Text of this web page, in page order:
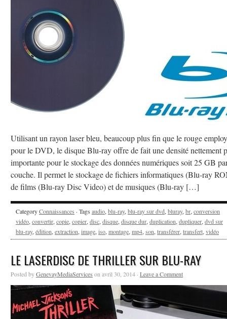
Utilisant un rayon laser bleu, beaucoup plus fin que le rouge
pour le DVD, le disque Blu-ray offre de fait une densité nettement
importante pour le stockage des données numériques soit 25 GB
couche. Il permet le stockage de fichiers informatiques (Blu-ray
de films (Blu-ray Disc Video) et de musiques (Blu-ray […]
CategoryConnaissances · Tags audio, blu-ray, blu-ray sur dvd, bluray, br, conversion
vidéo, convertir, copie, copier, disc, disque, disque dur, duplication, dupliquer, dvd sur
blu-ray, édition, extraction, image, iso, montage, mp4, son, transférer, transfert, vidéo
LE LASERDISC DE THRILLER SUR BLU-RAY
Posted byGenevayMediaServices on avril 30, 2014 · Leave a Comment